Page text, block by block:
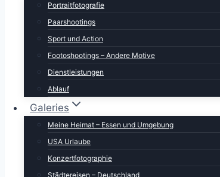
Portraitfotografie
Paarshootings
Sport und Action
Footoshootings – Andere Motive
Dienstleistungen
Ablauf
Galeries
Meine Heimat – Essen und Umgebung
USA Urlaube
Konzertfotographie
Städtereisen – Deutschland
Aber im Nachgang betrachtet war es
Frühstücksraum und waren sehr